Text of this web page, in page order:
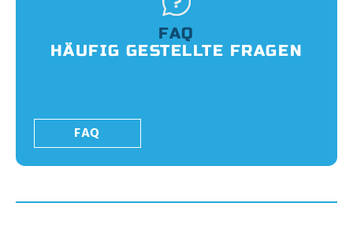
FAQ
HÄUFIG GESTELLTE FRAGEN
FAQ